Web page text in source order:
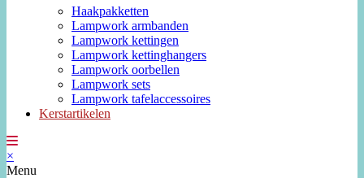
Haakpakketten
Lampwork armbanden
Lampwork kettingen
Lampwork kettinghangers
Lampwork oorbellen
Lampwork sets
Lampwork tafelaccessoires
Kerstartikelen
×
Menu